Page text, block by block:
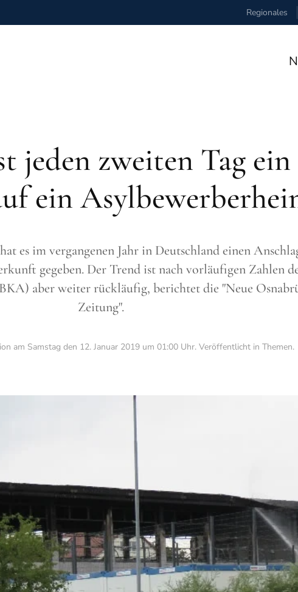
Regionales
jeden zweiten Tag ein
ein
es im vergangenen Jahr in Deutschland einen
gegeben. Der Trend ist nach vorläufigen Zahlen
aber weiter rückläufig, berichtet die "Neue
Zeitung".
am Samstag den 12. Januar 2019 um 01:00 Uhr. Veröffentlicht in Themen.